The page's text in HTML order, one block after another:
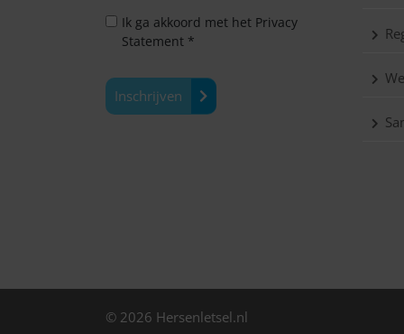
Ik ga akkoord met het Privacy
Statement *
Inschrijven
© 2026 Hersenletsel.nl